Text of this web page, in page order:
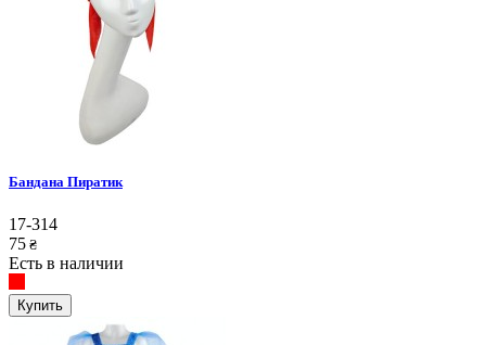
Бандана Пиратик
17-314
75 ₴
Есть в наличии
Купить